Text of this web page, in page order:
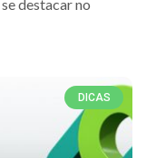
destacar no
DICAS